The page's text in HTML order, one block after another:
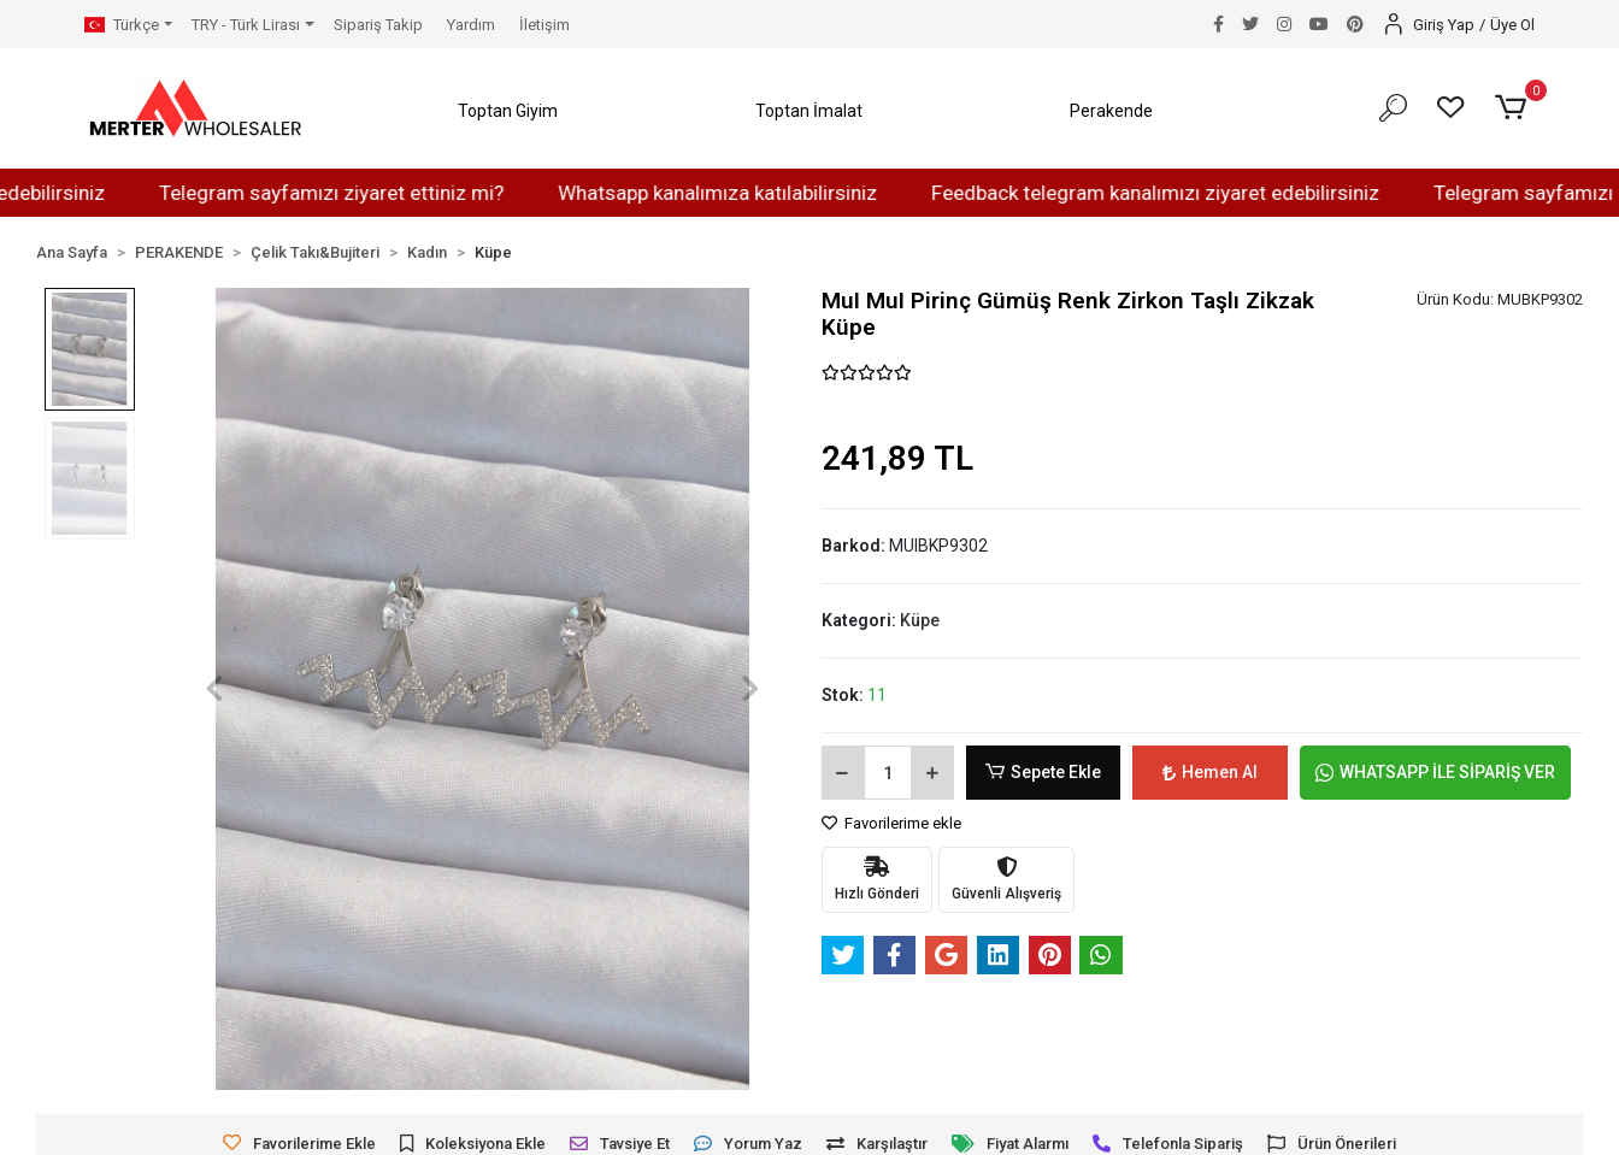
Telegram sayfamızı ziyaret ettiniz mi? Whatsapp kanalımıza katılabilirsiniz Feedback telegram kanalımızı ziyaret edebilirsiniz Telegram sayfamızı
Türkçe TRY - Türk Lirası Sipariş Takip Yardım İletişim Giriş Yap / Üye Ol
Toptan Giyim Toptan İmalat Perakende
0
Ana Sayfa PERAKENDE Çelik Takı&Bujiteri Kadın Küpe
MuI MuI Pirinç Gümüş Renk Zirkon Taşlı Zikzak
Küpe
Ürün Kodu: MUBKP9302
241,89 TL
Barkod: MUIBKP9302
Kategori: Küpe
Stok: 11
Sepete Ekle Hemen Al WHATSAPP İLE SİPARİŞ VER
Favorilerime ekle
Hızlı Gönderi Güvenli Alışveriş
Favorilerime Ekle Koleksiyona Ekle Tavsiye Et Yorum Yaz Karşılaştır Fiyat Alarmı Telefonla Sipariş Ürün Önerileri